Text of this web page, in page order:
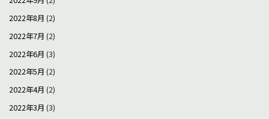
2022年8月 (2)
2022年7月 (2)
2022年6月 (3)
2022年5月 (2)
2022年4月 (2)
2022年3月 (3)